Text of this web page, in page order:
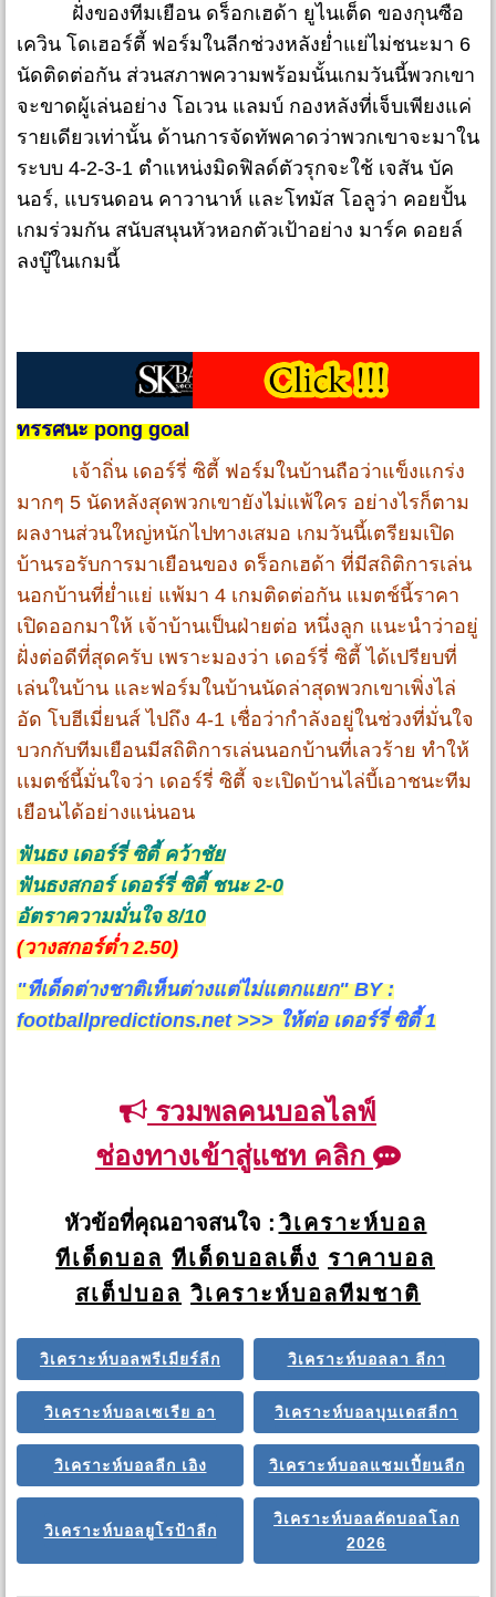
ฝั่งของทีมเยือน ดร็อกเฮด้า ยูไนเต็ด ของกุนซือ
เควิน โดเฮอร์ตี้ ฟอร์มในลีกช่วงหลังย่ำแย่ไม่ชนะมา 6
นัดติดต่อกัน ส่วนสภาพความพร้อมนั้นเกมวันนี้พวกเขา
จะขาดผู้เล่นอย่าง โอเวน แลมบ์ กองหลังที่เจ็บเพียงแค่
รายเดียวเท่านั้น ด้านการจัดทัพคาดว่าพวกเขาจะมาใน
ระบบ 4-2-3-1 ตำแหน่งมิดฟิลด์ตัวรุกจะใช้ เจสัน บัค
นอร์, แบรนดอน คาวานาห์ และโทมัส โอลูว่า คอยปั้น
เกมร่วมกัน สนับสนุนหัวหอกตัวเป้าอย่าง มาร์ค ดอยล์
ลงบู๊ในเกมนี้
ทรรศนะ pong goal
เจ้าถิ่น เดอร์รี่ ซิตี้ ฟอร์มในบ้านถือว่าแข็งแกร่ง
มากๆ 5 นัดหลังสุดพวกเขายังไม่แพ้ใคร อย่างไรก็ตาม
ผลงานส่วนใหญ่หนักไปทางเสมอ เกมวันนี้เตรียมเปิด
บ้านรอรับการมาเยือนของ ดร็อกเฮด้า ที่มีสถิติการเล่น
นอกบ้านที่ย่ำแย่ แพ้มา 4 เกมติดต่อกัน แมตช์นี้ราคา
เปิดออกมาให้ เจ้าบ้านเป็นฝ่ายต่อ หนึ่งลูก แนะนำว่าอยู่
ฝั่งต่อดีที่สุดครับ เพราะมองว่า เดอร์รี่ ซิตี้ ได้เปรียบที่
เล่นในบ้าน และฟอร์มในบ้านนัดล่าสุดพวกเขาเพิ่งไล่
อัด โบฮีเมี่ยนส์ ไปถึง 4-1 เชื่อว่ากำลังอยู่ในช่วงที่มั่นใจ
บวกกับทีมเยือนมีสถิติการเล่นนอกบ้านที่เลวร้าย ทำให้
เเมตช์นี้มั่นใจว่า เดอร์รี่ ซิตี้ จะเปิดบ้านไล่บี้เอาชนะทีม
เยือนได้อย่างแน่นอน
ฟันธง เดอร์รี่ ซิตี้ คว้าชัย
ฟันธงสกอร์ เดอร์รี่ ซิตี้ ชนะ 2-0
อัตราความมั่นใจ 8/10
(วางสกอร์ต่ำ 2.50)
"ทีเด็ดต่างชาติเห็นต่างแต่ไม่แตกแยก" BY :
footballpredictions.net >>> ให้ต่อ เดอร์รี่ ซิตี้ 1
รวมพลคนบอลไลฟ์
ช่องทางเข้าสู่แชท คลิก
หัวข้อที่คุณอาจสนใจ : วิเคราะห์บอล
ทีเด็ดบอล ทีเด็ดบอลเต็ง ราคาบอล
สเต็ปบอล วิเคราะห์บอลทีมชาติ
วิเคราะห์บอลพรีเมียร์ลีก วิเคราะห์บอลลา ลีกา
วิเคราะห์บอลเซเรีย อา วิเคราะห์บอลบุนเดสลีกา
วิเคราะห์บอลลีก เอิง วิเคราะห์บอลแชมเปี้ยนลีก
วิเคราะห์บอลยูโรป้าลีก
วิเคราะห์บอลคัดบอลโลก
2026